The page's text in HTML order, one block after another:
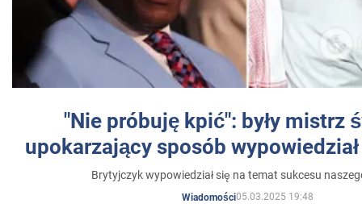
"Nie próbuję kpić": były mistrz
upokarzający sposób
Brytyjczyk wypowiedział się na temat sukcesu
Wiadomości05.03.2025 19:48